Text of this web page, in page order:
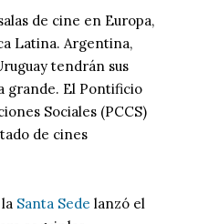
de cine en Europa,
Latina. Argentina,
tendrán sus
grande. El Pontificio
Sociales (PCCS)
de cines
Santa Sede lanzó el